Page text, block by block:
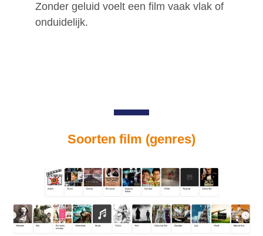
Zonder geluid voelt een film vaak vlak of
onduidelijk.
Soorten film (genres)